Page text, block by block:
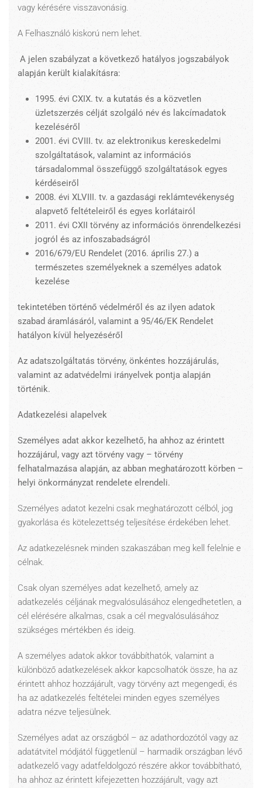
vagy kérésére visszavonásig.
A Felhasználó kiskorú nem lehet.
A jelen szabályzat a következő hatályos jogszabályok
alapján került kialakításra:
1995. évi CXIX. tv. a kutatás és a közvetlen
üzletszerzés célját szolgáló név és lakcímadatok
kezeléséről
2001. évi CVIII. tv. az elektronikus kereskedelmi
szolgáltatások, valamint az információs
társadalommal összefüggő szolgáltatások egyes
kérdéseiről
2008. évi XLVIII. tv. a gazdasági reklámtevékenység
alapvető feltételeiről és egyes korlátairól
2011. évi CXII törvény az információs önrendelkezési
jogról és az infoszabadságról
2016/679/EU Rendelet (2016. április 27.) a
természetes személyeknek a személyes adatok
kezelése
tekintetében történő védelméről és az ilyen adatok
szabad áramlásáról, valamint a 95/46/EK Rendelet
hatályon kívül helyezéséről
Az adatszolgáltatás törvény, önkéntes hozzájárulás,
valamint az adatvédelmi irányelvek pontja alapján
történik.
Adatkezelési alapelvek
Személyes adat akkor kezelhető, ha ahhoz az érintett
hozzájárul, vagy azt törvény vagy – törvény
felhatalmazása alapján, az abban meghatározott körben –
helyi önkormányzat rendelete elrendeli.
Személyes adatot kezelni csak meghatározott célból, jog
gyakorlása és kötelezettség teljesítése érdekében lehet.
Az adatkezelésnek minden szakaszában meg kell felelnie e
célnak.
Csak olyan személyes adat kezelhető, amely az
adatkezelés céljának megvalósulásához elengedhetetlen, a
cél elérésére alkalmas, csak a cél megvalósulásához
szükséges mértékben és ideig.
A személyes adatok akkor továbbíthatók, valamint a
különböző adatkezelések akkor kapcsolhatók össze, ha az
érintett ahhoz hozzájárult, vagy törvény azt megengedi, és
ha az adatkezelés feltételei minden egyes személyes
adatra nézve teljesülnek.
Személyes adat az országból – az adathordozótól vagy az
adatátvitel módjától függetlenül – harmadik országban lévő
adatkezelő vagy adatfeldolgozó részére akkor továbbítható,
ha ahhoz az érintett kifejezetten hozzájárult, vagy azt